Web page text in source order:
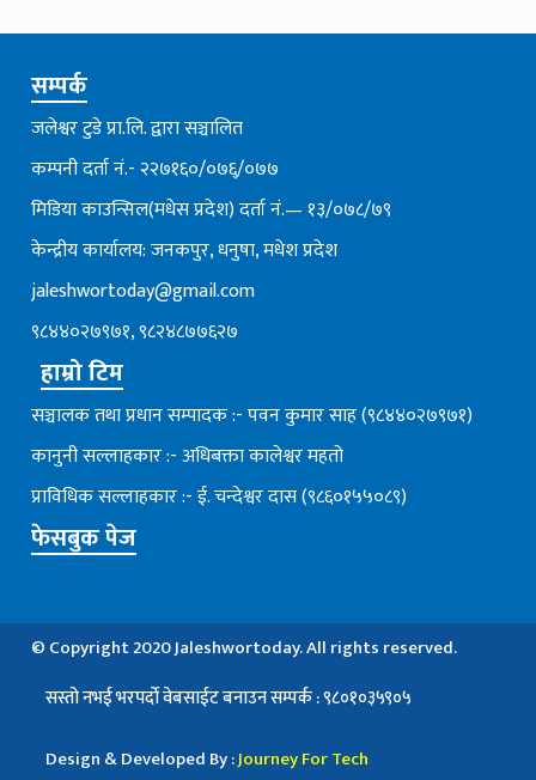
सम्पर्क
जलेश्वर टुडे प्रा.लि. द्वारा सञ्चालित
कम्पनी दर्ता नं.- २२७१६०/०७६्/०७७
मिडिया काउन्सिल(मधेस प्रदेश) दर्ता नं.— १३/०७८/७९
केन्द्रीय कार्यालय: जनकपुर, धनुषा, मधेश प्रदेश
jaleshwortoday@gmail.com
९८४४०२७९७१, ९८२४८७७६२७
हाम्रो टिम
सञ्चालक तथा प्रधान सम्पादक :- पवन कुमार साह (९८४४०२७९७१)
कानुनी सल्लाहकार :- अधिबक्ता कालेश्वर महतो
प्राविधिक सल्लाहकार :- ई. चन्देश्वर दास (९८६०१५५०८९)
फेसबुक पेज
© Copyright 2020 Jaleshwortoday. All rights reserved.
सस्तो नभई भरपर्दाे वेबसाईट बनाउन सम्पर्क : ९८०१०३५९०५
Design & Developed By :Journey For Tech